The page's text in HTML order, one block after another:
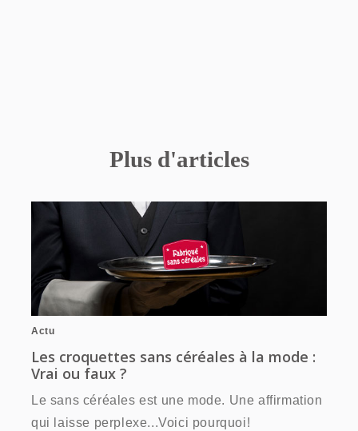
Plus d'articles
Actu
Les croquettes sans céréales à la mode :
Vrai ou faux ?
Le sans céréales est une mode. Une affirmation
qui laisse perplexe...Voici pourquoi!